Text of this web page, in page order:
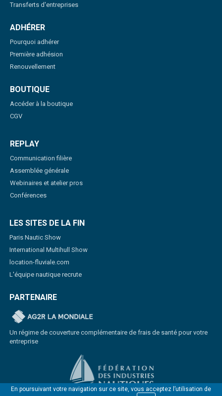
En poursuivant votre navigation sur ce site, vous acceptez l’utilisation de
Transferts d'entreprises
ADHÉRER
Pourquoi adhérer
Première adhésion
Renouvellement
BOUTIQUE
Accéder à la boutique
CGV
REPLAY
Communication filière
Assemblée générale
Webinaires et atelier pros
Conférences
LES SITES DE LA FIN
Paris Nautic Show
International Multihull Show
location-fluviale.com
L'équipe nautique recrute
PARTENAIRE
Un régime de couverture complémentaire de frais de santé pour votre
entreprise